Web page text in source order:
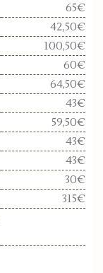
65€
42,50€
100,50€
60€
64,50€
43€
59,50€
43€
43€
30€
315€